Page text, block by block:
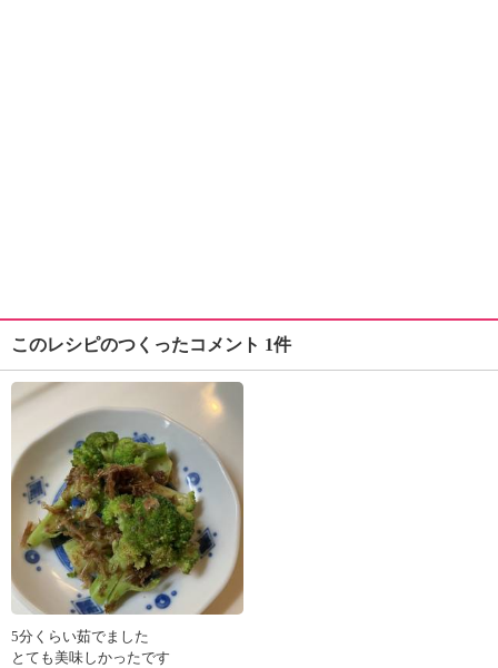
このレシピのつくったコメント 1件
5分くらい茹でました
とても美味しかったです